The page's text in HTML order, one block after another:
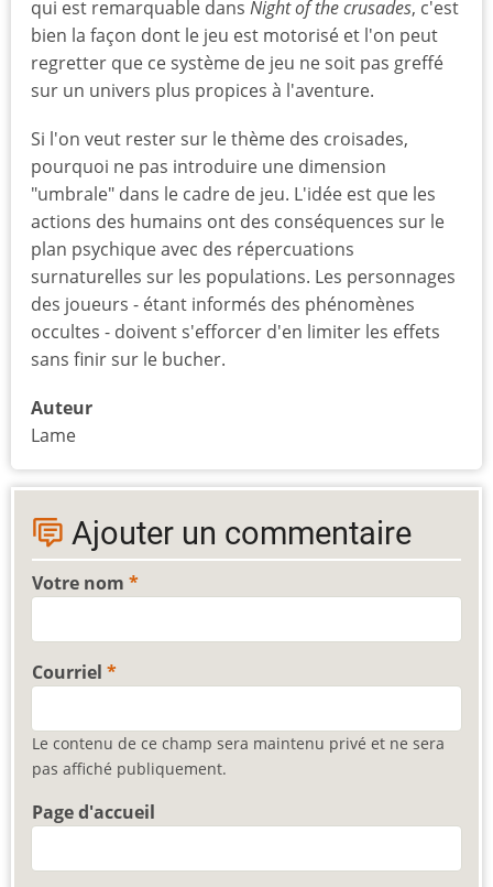
qui est remarquable dans Night of the crusades, c'est
bien la façon dont le jeu est motorisé et l'on peut
regretter que ce système de jeu ne soit pas greffé
sur un univers plus propices à l'aventure.
Si l'on veut rester sur le thème des croisades,
pourquoi ne pas introduire une dimension
"umbrale" dans le cadre de jeu. L'idée est que les
actions des humains ont des conséquences sur le
plan psychique avec des répercuations
surnaturelles sur les populations. Les personnages
des joueurs - étant informés des phénomènes
occultes - doivent s'efforcer d'en limiter les effets
sans finir sur le bucher.
Auteur
Lame
Ajouter un commentaire
Votre nom
Courriel
Le contenu de ce champ sera maintenu privé et ne sera
pas affiché publiquement.
Page d'accueil